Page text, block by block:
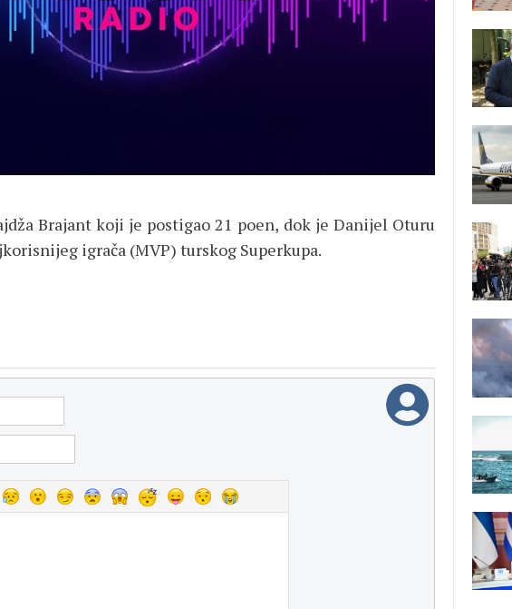
Brajant koji je postigao 21 poen, dok je Danijel Oturu
igrača (MVP) turskog Superkupa.